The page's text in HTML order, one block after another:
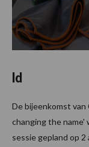
ld
De bijeenkomst van
changing the
sessie gepland op